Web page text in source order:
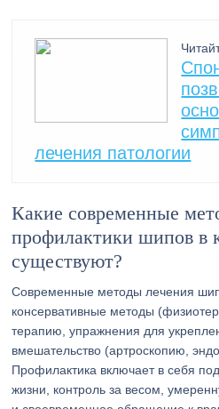
лечения патологии
Какие современные
профилактики шипов в
существуют?
Современные методы лечения
консервативные методы
терапию, упражнения для
вмешательство (артроскопию,
Профилактика включает в себя
жизни, контроль за весом,